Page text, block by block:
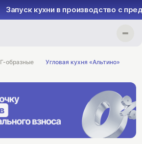
Запуск кухни в производство с
Г-образные Угловая кухня «Альтино»